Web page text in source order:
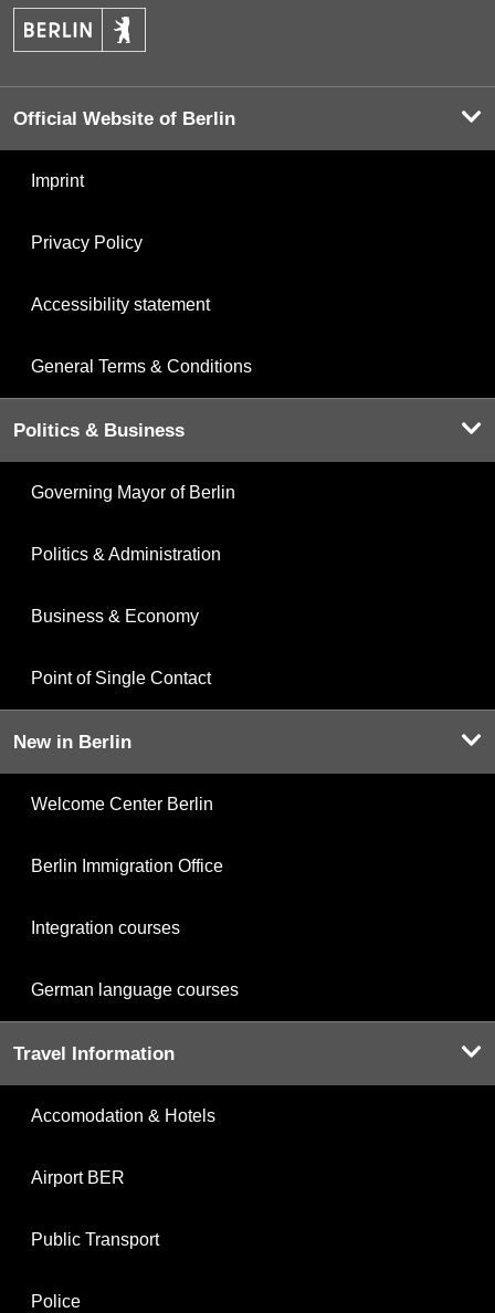
Official Website of Berlin
Imprint
Privacy Policy
Accessibility statement
General Terms & Conditions
Politics & Business
Governing Mayor of Berlin
Politics & Administration
Business & Economy
Point of Single Contact
New in Berlin
Welcome Center Berlin
Berlin Immigration Office
Integration courses
German language courses
Travel Information
Accomodation & Hotels
Airport BER
Public Transport
Police